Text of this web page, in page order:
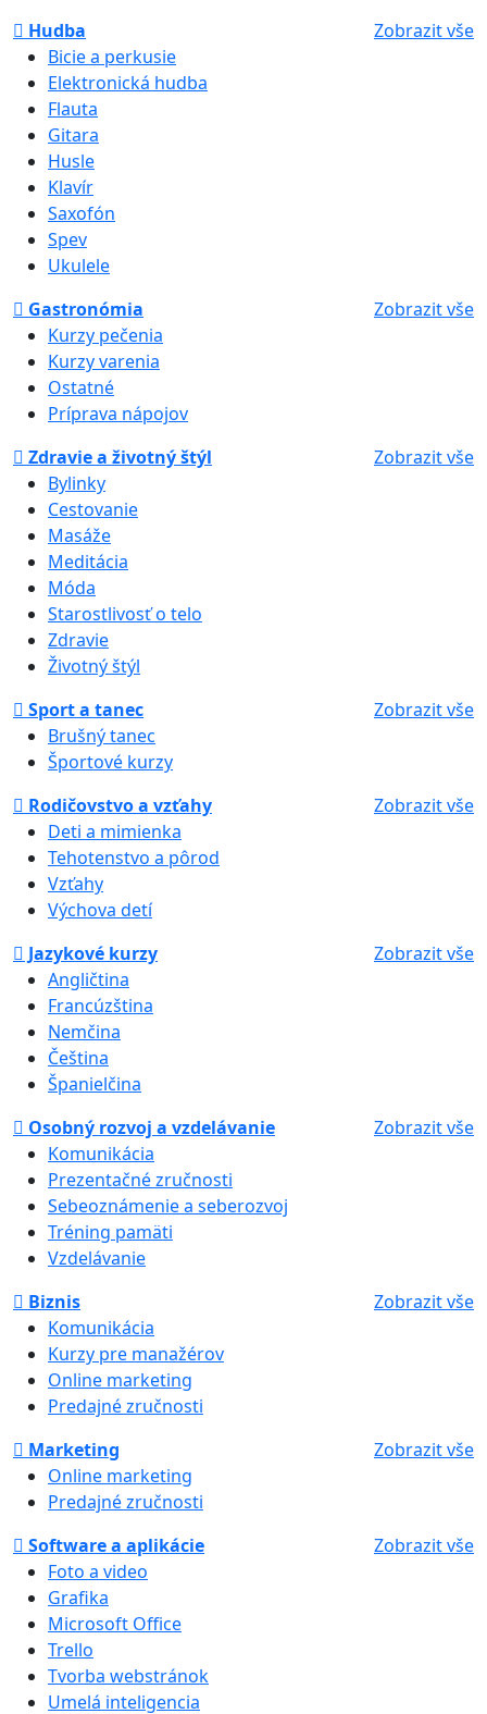
Hudba
Zobrazit vše
Bicie a perkusie
Elektronická hudba
Flauta
Gitara
Husle
Klavír
Saxofón
Spev
Ukulele
Gastronómia
Zobrazit vše
Kurzy pečenia
Kurzy varenia
Ostatné
Príprava nápojov
Zdravie a životný štýl
Zobrazit vše
Bylinky
Cestovanie
Masáže
Meditácia
Móda
Starostlivosť o telo
Zdravie
Životný štýl
Sport a tanec
Zobrazit vše
Brušný tanec
Športové kurzy
Rodičovstvo a vzťahy
Zobrazit vše
Deti a mimienka
Tehotenstvo a pôrod
Vzťahy
Výchova detí
Jazykové kurzy
Zobrazit vše
Angličtina
Francúzština
Nemčina
Čeština
Španielčina
Osobný rozvoj a vzdelávanie
Zobrazit vše
Komunikácia
Prezentačné zručnosti
Sebeoznámenie a seberozvoj
Tréning pamäti
Vzdelávanie
Biznis
Zobrazit vše
Komunikácia
Kurzy pre manažérov
Online marketing
Predajné zručnosti
Marketing
Zobrazit vše
Online marketing
Predajné zručnosti
Software a aplikácie
Zobrazit vše
Foto a video
Grafika
Microsoft Office
Trello
Tvorba webstránok
Umelá inteligencia